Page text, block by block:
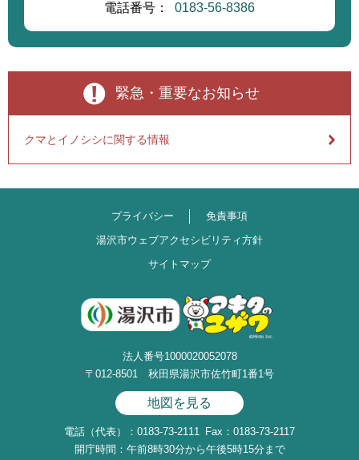
電話番号： 0183-56-8386
緊急・重要なお知らせ
クマとイノシシに関する情報
プライバシー
免責事項
湯沢市ウェブアクセシビリティ方針
サイトマップ
法人番号1000020052078
〒012-8501 秋田県湯沢市佐竹町1番1号
地図を見る
電話（代表）：0183-73-2111 Fax：0183-73-2117
開庁時間：午前8時30分から午後5時15分まで